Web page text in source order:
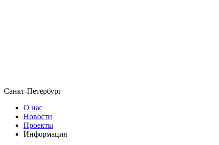
Санкт-Петербург
О нас
Новости
Проекты
Информация